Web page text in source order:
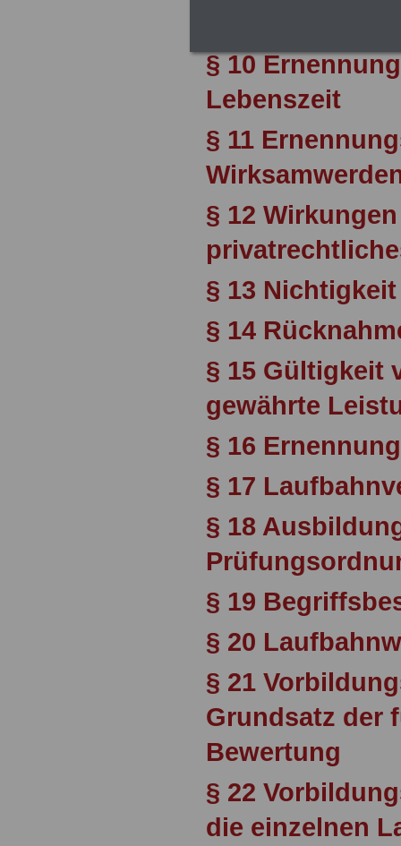
§ 10
Lebenszeit
§ 11
§ 12
§ 13
§ 14
§ 15 Gültigkeit
gewährte
§ 16
§ 17
§ 18
§ 19
§ 20
§ 21
Grundsatz der
Bewertung
§ 22
die einzelnen